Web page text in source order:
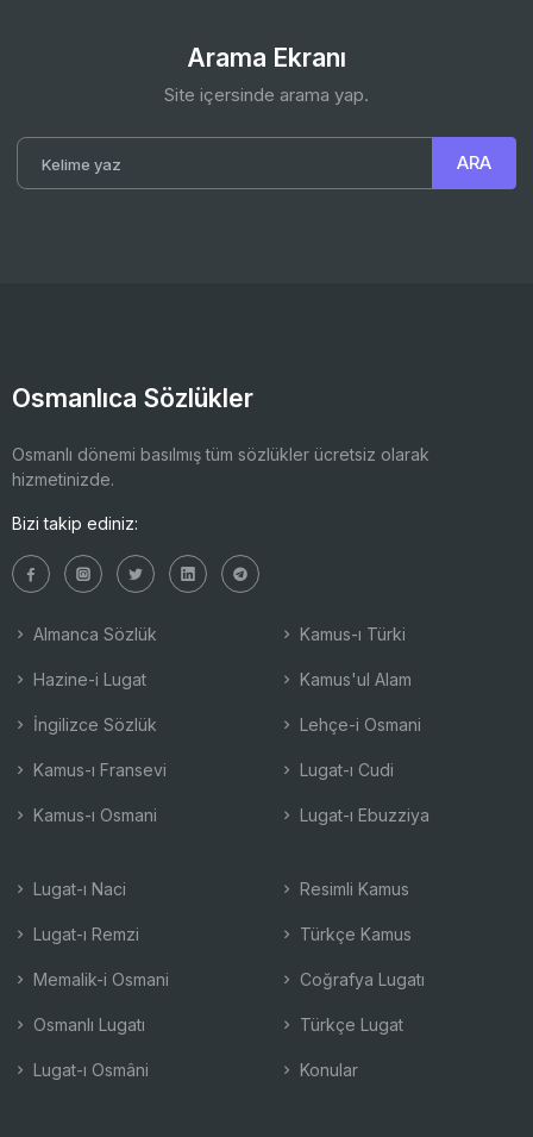
Arama Ekranı
Site içersinde arama yap.
Osmanlıca Sözlükler
Osmanlı dönemi basılmış tüm sözlükler ücretsiz olarak
hizmetinizde.
Bizi takip ediniz:
Almanca Sözlük
Hazine-i Lugat
İngilizce Sözlük
Kamus-ı Fransevi
Kamus-ı Osmani
Kamus-ı Türki
Kamus'ul Alam
Lehçe-i Osmani
Lugat-ı Cudi
Lugat-ı Ebuzziya
Lugat-ı Naci
Lugat-ı Remzi
Memalik-i Osmani
Osmanlı Lugatı
Lugat-ı Osmâni
Resimli Kamus
Türkçe Kamus
Coğrafya Lugatı
Türkçe Lugat
Konular